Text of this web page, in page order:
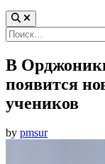
Найти:
В
появится
учеников
by pmsur